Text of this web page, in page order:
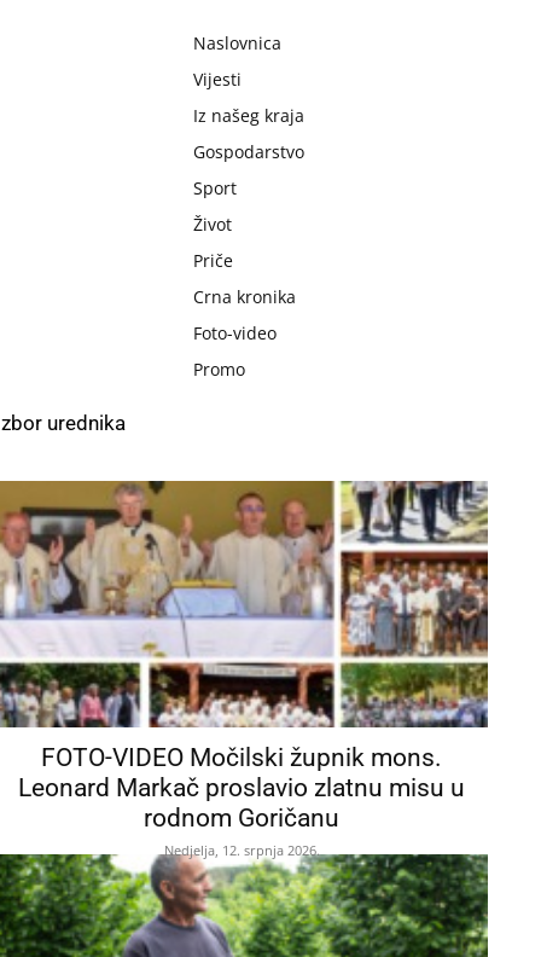
Naslovnica
Vijesti
Iz našeg kraja
Gospodarstvo
Sport
Život
Priče
Crna kronika
Foto-video
Promo
urednika
FOTO-VIDEO Močilski župnik mons.
Leonard Markač proslavio zlatnu misu u
rodnom Goričanu
Nedjelja, 12. srpnja 2026.